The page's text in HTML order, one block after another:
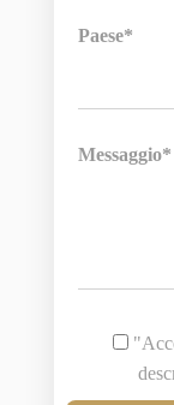
Paese*
Messaggio*